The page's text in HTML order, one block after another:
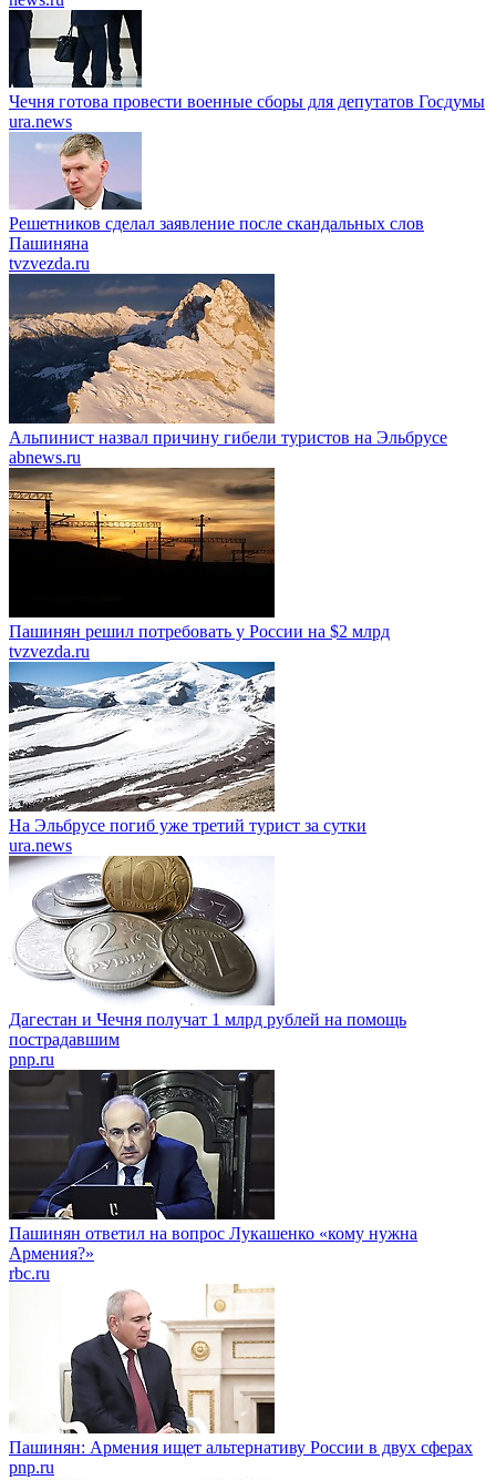
Чечня готова провести военные сборы для депутатов Госдумы
ura.news
Решетников cделал заявление после скандальных слов
Пашиняна
tvzvezda.ru
Альпинист назвал причину гибели туристов на Эльбрусе
abnews.ru
Пашинян решил потребовать у России на $2 млрд
tvzvezda.ru
На Эльбрусе погиб уже третий турист за сутки
ura.news
Дагестан и Чечня получат 1 млрд рублей на помощь
пострадавшим
pnp.ru
Пашинян ответил на вопрос Лукашенко «кому нужна
Армения?»
rbc.ru
Пашинян: Армения ищет альтернативу России в двух сферах
pnp.ru